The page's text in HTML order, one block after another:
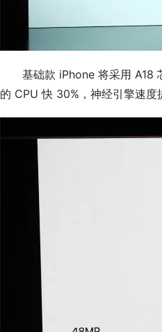
基础款 iPhone 将采用 A18
的 CPU 快 30%，神经引擎速度